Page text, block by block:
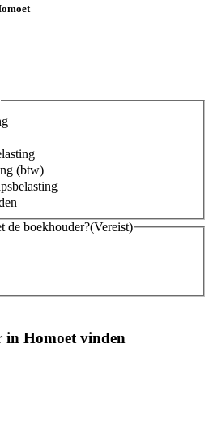
(btw)
de boekhouder?(Vereist)
in Homoet vinden